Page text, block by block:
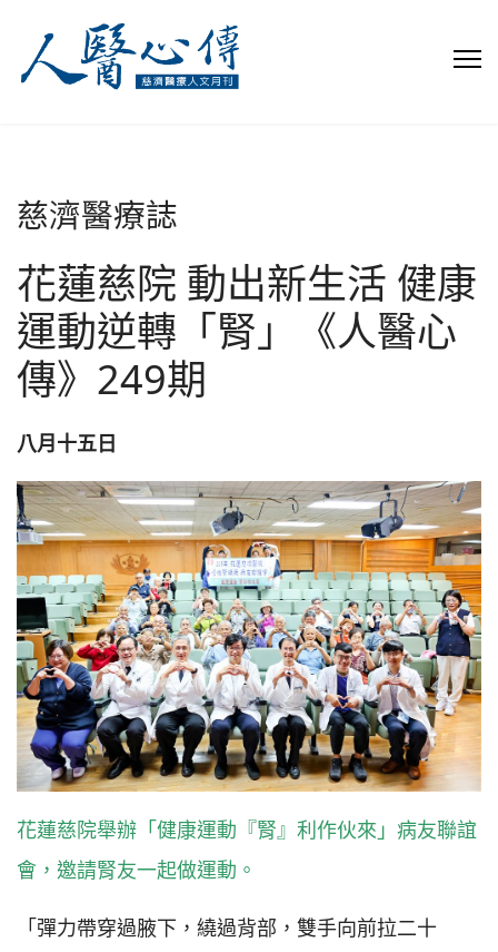
慈濟醫療誌
花蓮慈院 動出新生活 健康
運動逆轉「腎」《人醫心
傳》249期
八月十五日
花蓮慈院舉辦「健康運動『腎』利作伙來」病友聯誼
會，邀請腎友一起做運動。
「彈力帶穿過腋下，繞過背部，雙手向前拉二十